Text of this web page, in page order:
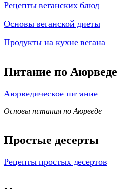
Рецепты веганских блюд
Основы веганской диеты
Продукты на кухне вегана
Питание по Аюрведе
Аюрведическое питание
Основы питания по Аюрведе
Простые десерты
Рецепты простых десертов